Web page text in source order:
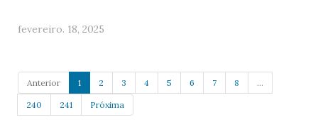
fevereiro. 18, 2025
Anterior 1 2 3 4 5 6 7 8 ...
240 241 Próxima